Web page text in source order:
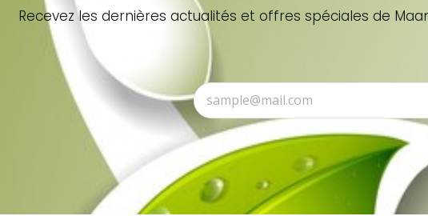
Recevez les dernières actualités et offres spéciales de